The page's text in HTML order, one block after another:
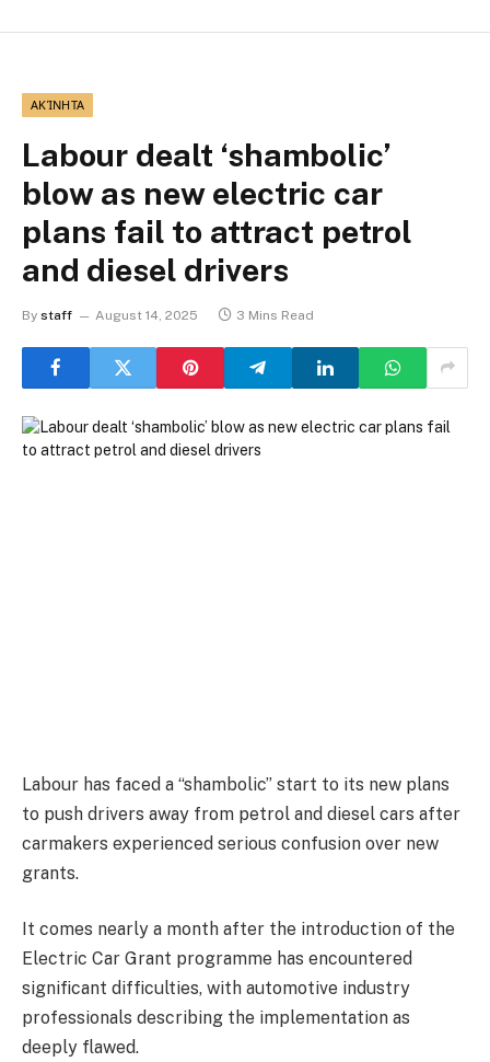
ΑΚΊΝΗΤΑ
Labour dealt ‘shambolic’
blow as new electric car
plans fail to attract petrol
and diesel drivers
By staff August 14, 2025 3 Mins Read
Labour has faced a “shambolic” start to its new plans
to push drivers away from petrol and diesel cars after
carmakers experienced serious confusion over new
grants.
It comes nearly a month after the introduction of the
Electric Car Grant programme has encountered
significant difficulties, with automotive industry
professionals describing the implementation as
deeply flawed.